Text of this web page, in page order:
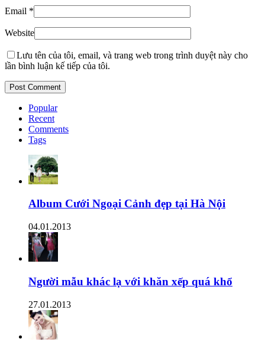
Email *
Website
Lưu tên của tôi, email, và trang web trong trình duyệt này cho
lần bình luận kế tiếp của tôi.
Popular
Recent
Comments
Tags
Album Cưới Ngoại Cảnh đẹp tại Hà Nội
04.01.2013
Người mẫu khác lạ với khăn xếp quá khổ
27.01.2013